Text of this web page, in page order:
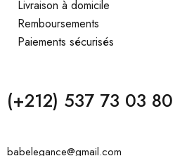
Livraison à domicile
Remboursements
Paiements sécurisés
(+212) 537 73 03 80
babelegance@gmail.com